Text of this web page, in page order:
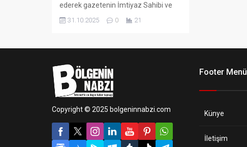
ederek gazetenin İmtiyaz Sahibi ve
Başkan Adayı Cebrail Uyanık ile bir
31.10.2025 0 21
Copyright © 2025 bolgeninnabzi.com
Footer Menü
Künye
İletişim